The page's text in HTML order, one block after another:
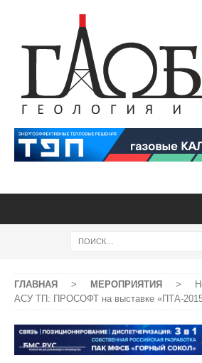
ГЛАВНАЯ > МЕРОПРИЯТИЯ >
АСУ ТП: ПРОСОФТ на выставке «ПТА-